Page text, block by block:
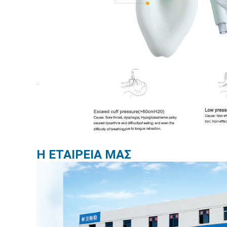
Η ΕΤΑΙΡΕΙΑ ΜΑΣ